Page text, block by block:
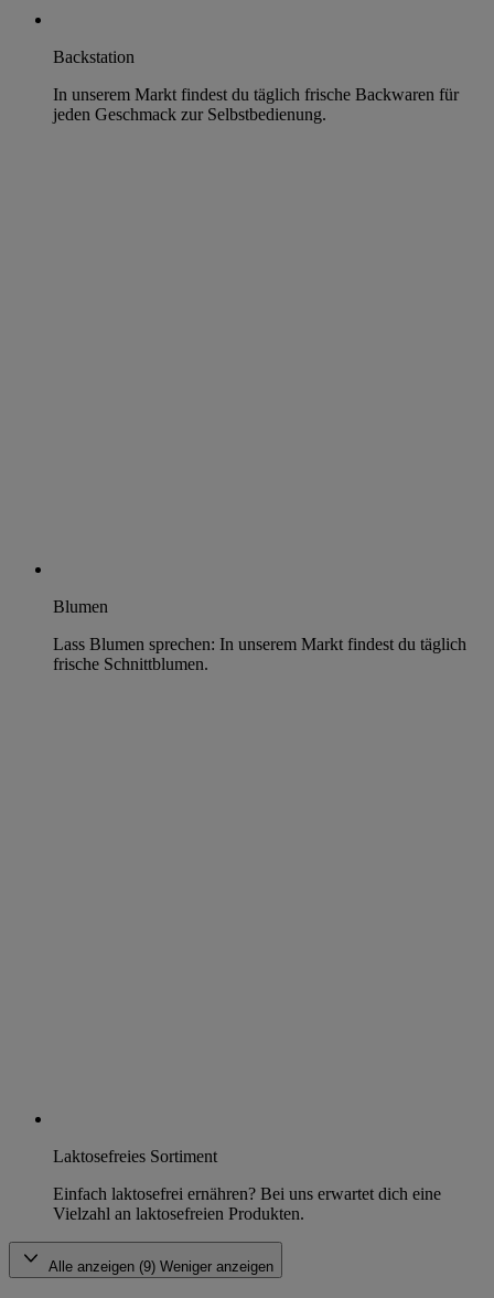
Backstation
In unserem Markt findest du täglich frische Backwaren für
jeden Geschmack zur Selbstbedienung.
Blumen
Lass Blumen sprechen: In unserem Markt findest du täglich
frische Schnittblumen.
Laktosefreies Sortiment
Einfach laktosefrei ernähren? Bei uns erwartet dich eine
Vielzahl an laktosefreien Produkten.
Alle anzeigen (9) Weniger anzeigen